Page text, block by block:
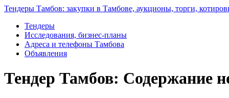
Тендеры Тамбов: закупки в Тамбове, аукционы, торги,
Тендеры
Исследования, бизнес-планы
Адреса и телефоны Тамбова
Объявления
Тендер Тамбов: Содержание